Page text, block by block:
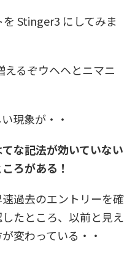
Stinger3 にしてみま
えるぞウヘヘとニマニ
現象が・・
てな記法が効いていない
ころがある！
過去のエントリーを確
たところ、以前と見え
変わっている・・